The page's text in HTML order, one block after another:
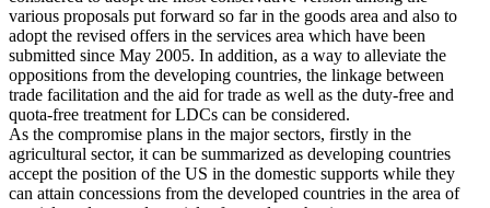
various proposals put forward so far in the goods area and also to
adopt the revised offers in the services area which have been
submitted since May 2005. In addition, as a way to alleviate the
oppositions from the developing countries, the linkage between
trade facilitation and the aid for trade as well as the duty-free and
quota-free treatment for LDCs can be considered.
As the compromise plans in the major sectors, firstly in the
agricultural sector, it can be summarized as developing countries
accept the position of the US in the domestic supports while they
can attain concessions from the developed countries in the area of